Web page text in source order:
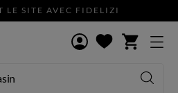
LE SITE AVEC FIDELIZI
shopping_cart